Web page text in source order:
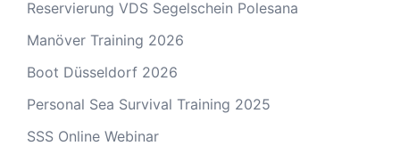
Reservierung VDS Segelschein Polesana
Manöver Training 2026
Boot Düsseldorf 2026
Personal Sea Survival Training 2025
SSS Online Webinar